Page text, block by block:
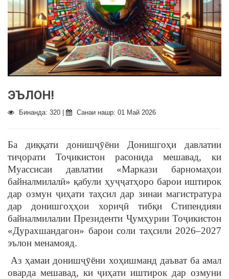
ЭЪЛОН!
Бинанда: 320 | Санаи нашр: 01 Май 2026
Ба диққати донишҷӯёни Донишгоҳи давлатии
тиҷорати Тоҷикистон расонида мешавад, ки
Муассисаи давлатии «Маркази барномаҳои
байналмилалӣ» қабули ҳуҷҷатҳоро барои иштирок
дар озмун ҷиҳати таҳсил дар зинаи магистратура
дар донишгоҳҳои хориҷӣ тибқи Стипендияи
байналмилалии Президенти Ҷумҳурии Тоҷикистон
«Дурахшандагон» барои соли таҳсили 2026–2027
эълон менамояд.
Аз ҳамаи донишҷӯёни хоҳишманд даъват ба амал
оварда мешавад, ки ҷиҳати иштирок дар озмуни